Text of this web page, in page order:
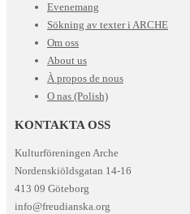
Evenemang
Sökning av texter i ARCHE
Om oss
About us
À propos de nous
O nas (Polish)
KONTAKTA OSS
Kulturföreningen Arche
Nordenskiöldsgatan 14-16
413 09 Göteborg
info@freudianska.org